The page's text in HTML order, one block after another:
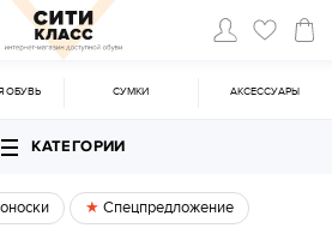
ОБУВЬ CУМКИ АКСЕССУАРЫ
КАТЕГОРИИ
Спецпредложение